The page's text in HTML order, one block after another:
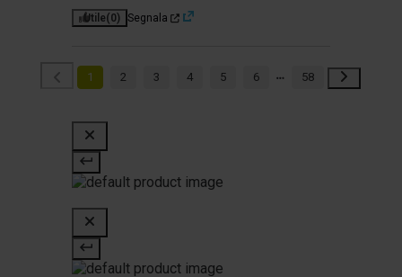
Utile(0) Segnala
1 2 3 4 5 6 58